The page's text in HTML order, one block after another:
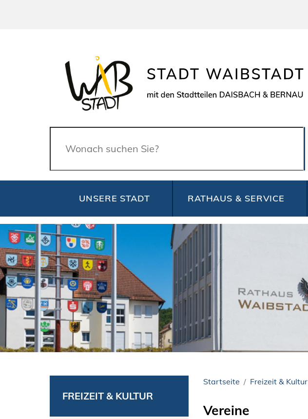
Suche
UNSERE STADT RATHAUS & SERVICE
FREIZEIT & KULTUR
Startseite Freizeit & Kultur
Vereine